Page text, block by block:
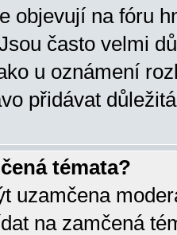
objevují na fóru
často velmi
u oznámení
přidávat
témata?
uzamčena
na zamčená